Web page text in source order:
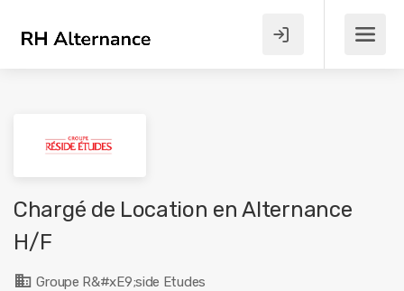
Chargé de Location en Alternance
H/F
Groupe R&#xE9;side Etudes